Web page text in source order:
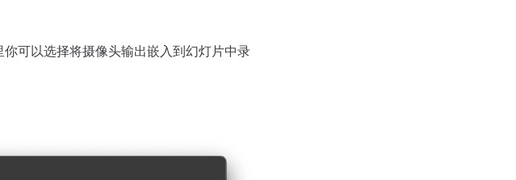
可以选择将摄像头输出嵌入到幻灯片中录